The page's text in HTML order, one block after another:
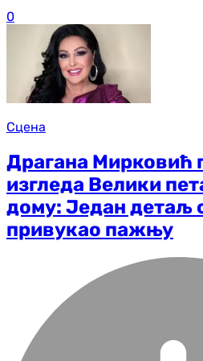
0
Сцена
Драгана Мирковић
изгледа Велики
дому: Један детаљ
привукао пажњу